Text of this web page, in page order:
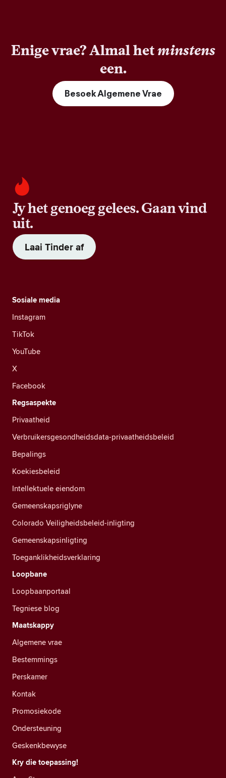
Enige vrae? Almal hetminstens
een.
Besoek Algemene Vrae
Jy het genoeg gelees. Gaan vind
uit.
Laai Tinder af
Sosiale media
Instagram
TikTok
YouTube
X
Facebook
Regsaspekte
Privaatheid
Verbruikersgesondheidsdata-privaatheidsbeleid
Bepalings
Koekiesbeleid
Intellektuele eiendom
Gemeenskapsriglyne
Colorado Veiligheidsbeleid-inligting
Gemeenskapsinligting
Toeganklikheidsverklaring
Loopbane
Loopbaanportaal
Tegniese blog
Maatskappy
Algemene vrae
Bestemmings
Perskamer
Kontak
Promosiekode
Ondersteuning
Geskenkbewyse
Kry die toepassing!